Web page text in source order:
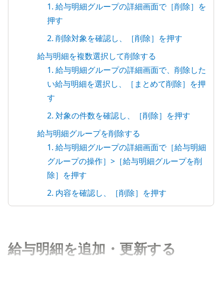
1. 給与明細グループの詳細画面で［削除］を
押す
2. 削除対象を確認し、［削除］を押す
給与明細を複数選択して削除する
1. 給与明細グループの詳細画面で、削除した
い給与明細を選択し、［まとめて削除］を押
す
2. 対象の件数を確認し、［削除］を押す
給与明細グループを削除する
1. 給与明細グループの詳細画面で［給与明細
グループの操作］>［給与明細グループを削
除］を押す
2. 内容を確認し、［削除］を押す
給与明細を追加・更新する